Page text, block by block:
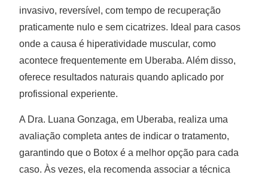
invasivo, reversível, com tempo de recuperação
praticamente nulo e sem cicatrizes. Ideal para casos
onde a causa é hiperatividade muscular, como
acontece frequentemente em Uberaba. Além disso,
oferece resultados naturais quando aplicado por
profissional experiente.
A Dra. Luana Gonzaga, em Uberaba, realiza uma
avaliação completa antes de indicar o tratamento,
garantindo que o Botox é a melhor opção para cada
caso. Às vezes, ela recomenda associar a técnica